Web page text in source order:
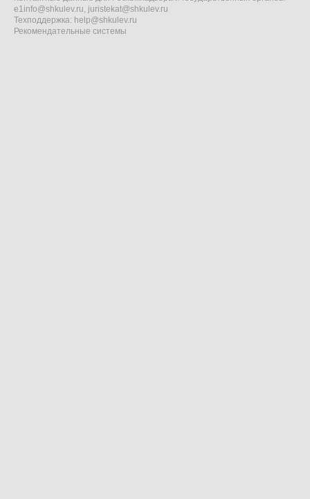
e1info@shkulev.ru, juristekat@shkulev.ru
Техподдержка: help@shkulev.ru
Рекомендательные системы